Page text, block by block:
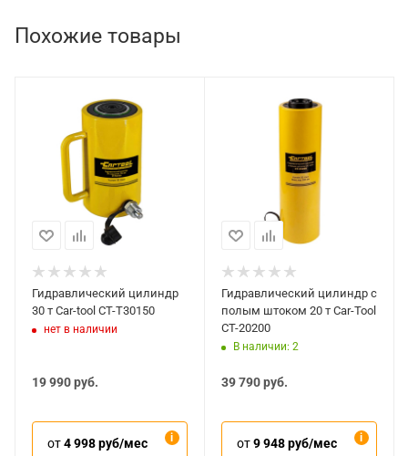
Похожие товары
Гидравлический цилиндр
30 т Car-tool CT-T30150
нет в наличии
19 990руб.
от4 998 руб/мес
Гидравлический цилиндр с
полым штоком 20 т Car-Tool
CT-20200
В наличии: 2
39 790руб.
от9 948 руб/мес